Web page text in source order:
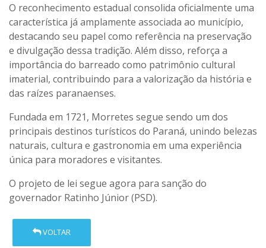
O reconhecimento estadual consolida oficialmente uma
característica já amplamente associada ao município,
destacando seu papel como referência na preservação
e divulgação dessa tradição. Além disso, reforça a
importância do barreado como patrimônio cultural
imaterial, contribuindo para a valorização da história e
das raízes paranaenses.
Fundada em 1721, Morretes segue sendo um dos
principais destinos turísticos do Paraná, unindo belezas
naturais, cultura e gastronomia em uma experiência
única para moradores e visitantes.
O projeto de lei segue agora para sanção do
governador Ratinho Júnior (PSD).
VOLTAR